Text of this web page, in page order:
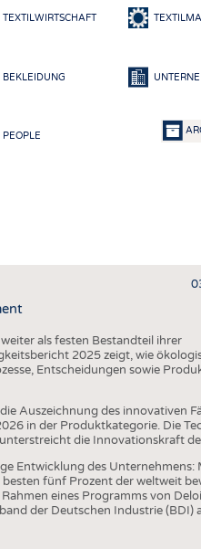
TEXTILIEN
TEXTILES
UND HEIMTEXTILIEN
TEXTILWIRTSCHAFT
BEKLEIDUNG
PEOPLE
als festen Bestandteil ihrer
2025 zeigt, wie
Entscheidungen sowie
Auszeichnung des innovativen
in der Produktkategorie. Die
die Innovationskraft
Entwicklung des Unternehmens:
fünf Prozent der weltweit
eines Programms von
der Deutschen Industrie (BDI)